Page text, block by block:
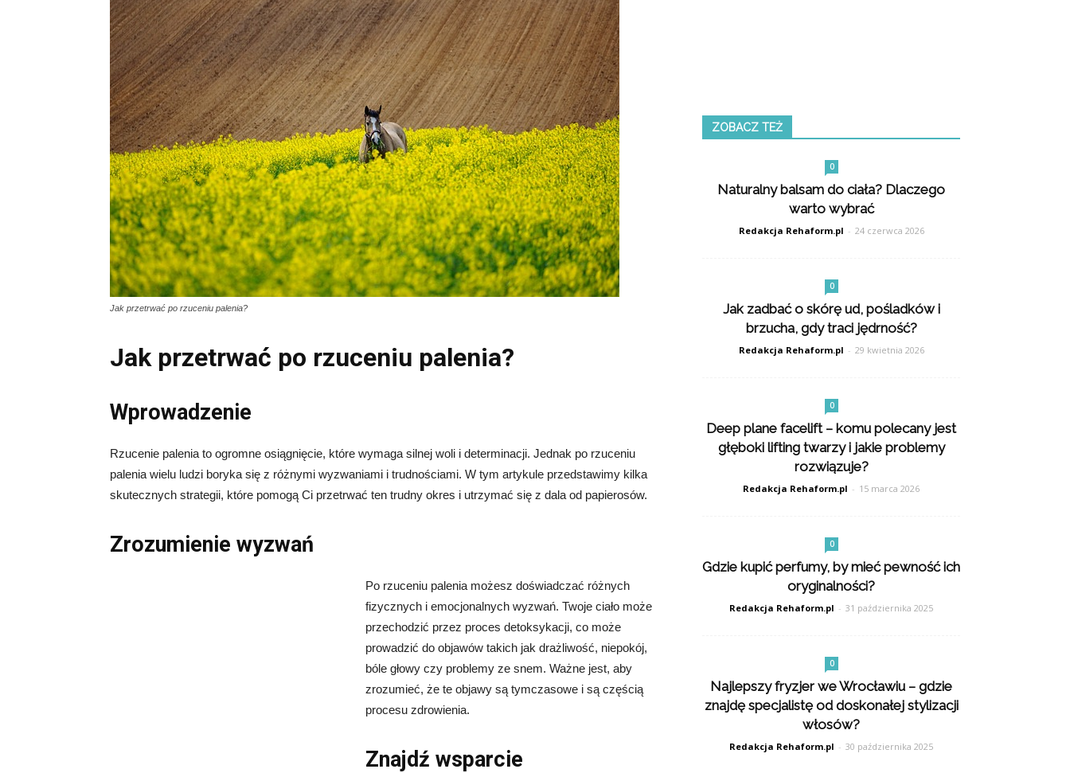
Jak przetrwać po rzuceniu palenia?
Jak przetrwać po rzuceniu palenia?
Wprowadzenie
Rzucenie palenia to ogromne osiągnięcie, które wymaga silnej woli i determinacji. Jednak po rzuceniu
palenia wielu ludzi boryka się z różnymi wyzwaniami i trudnościami. W tym artykule przedstawimy kilka
skutecznych strategii, które pomogą Ci przetrwać ten trudny okres i utrzymać się z dala od papierosów.
Zrozumienie wyzwań
Po rzuceniu palenia możesz doświadczać różnych
fizycznych i emocjonalnych wyzwań. Twoje ciało może
przechodzić przez proces detoksykacji, co może
prowadzić do objawów takich jak drażliwość, niepokój,
bóle głowy czy problemy ze snem. Ważne jest, aby
zrozumieć, że te objawy są tymczasowe i są częścią
procesu zdrowienia.
Znajdź wsparcie
ZOBACZ TEŻ
0
Naturalny balsam do ciała? Dlaczego
warto wybrać
Redakcja Rehaform.pl - 24 czerwca 2026
0
Jak zadbać o skórę ud, pośladków i
brzucha, gdy traci jędrność?
Redakcja Rehaform.pl - 29 kwietnia 2026
0
Deep plane facelift – komu polecany jest
głęboki lifting twarzy i jakie problemy
rozwiązuje?
Redakcja Rehaform.pl - 15 marca 2026
0
Gdzie kupić perfumy, by mieć pewność ich
oryginalności?
Redakcja Rehaform.pl - 31 października 2025
0
Najlepszy fryzjer we Wrocławiu – gdzie
znajdę specjalistę od doskonałej stylizacji
włosów?
Redakcja Rehaform.pl - 30 października 2025